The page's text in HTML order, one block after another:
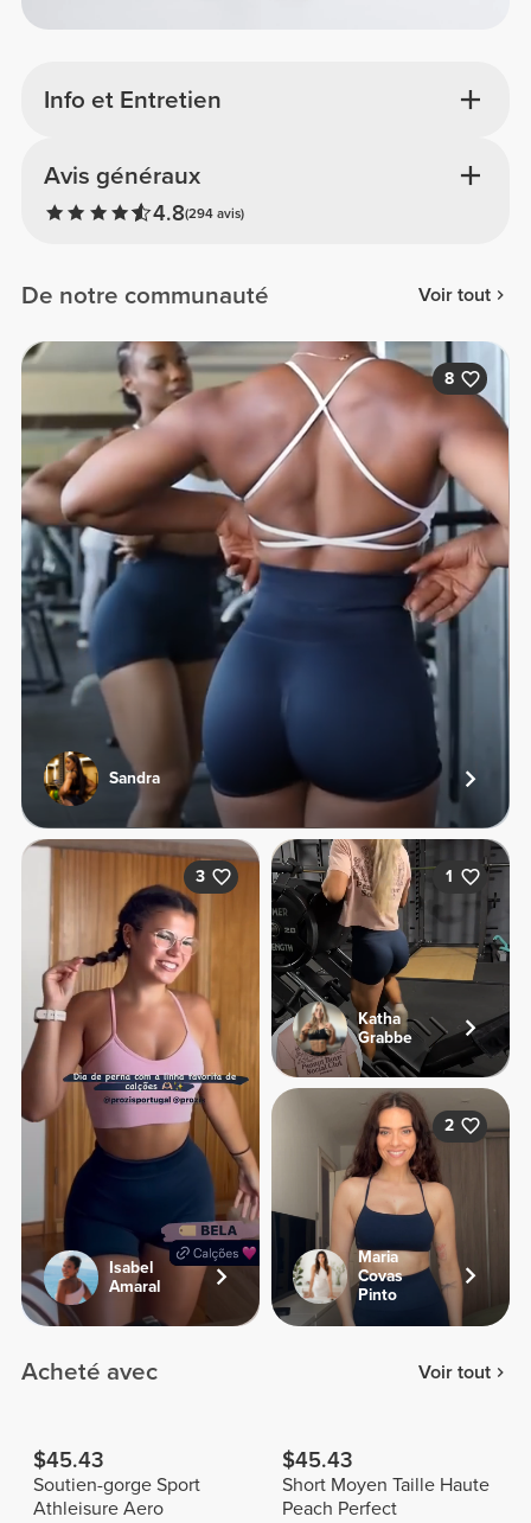
Info et Entretien
Avis généraux
4.8(294 avis)
De notre communauté Voir tout
8
Sandra
3
Isabel
Amaral
1
Katha
Grabbe
2
Maria
Covas
Pinto
Acheté avec Voir tout
$45.43
Soutien-gorge Sport
Athleisure Aero
$45.43
Short Moyen Taille Haute
Peach Perfect